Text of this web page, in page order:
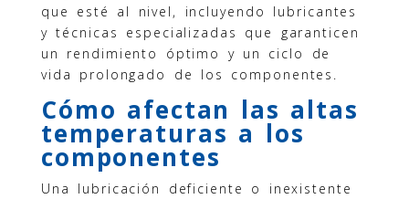
que esté al nivel, incluyendo lubricantes
y técnicas especializadas que garanticen
un rendimiento óptimo y un ciclo de
vida prolongado de los componentes.
Cómo afectan las altas
temperaturas a los
componentes
Una lubricación deficiente o inexistente